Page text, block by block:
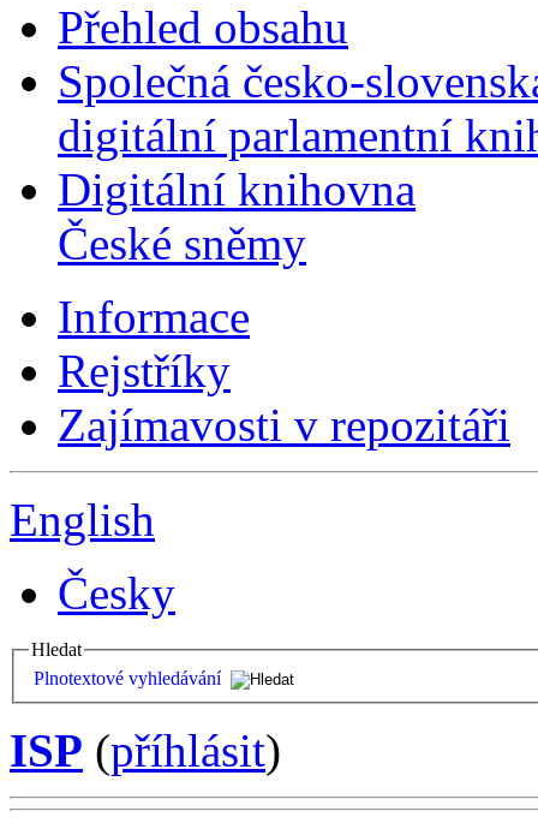
Přehled obsahu
Společná česko-
digitální parlamentní
Digitální knihovna
České sněmy
Informace
Rejstříky
Zajímavosti v repozitáři
English
Česky
Hledat
Plnotextové vyhledávání
ISP (příhlásit)